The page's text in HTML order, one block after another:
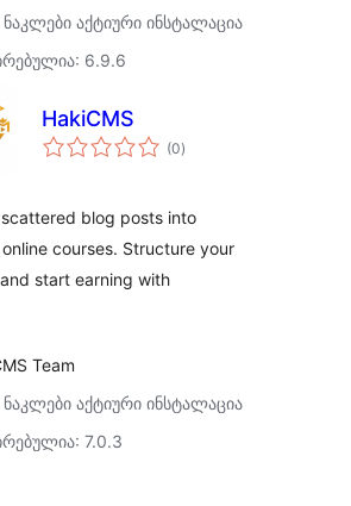
ნაკლები აქტიური ინსტალაცია
6.9.6
HakiCMS
(0საერთო
რეიტინგი
)
blog posts into
courses. Structure your
start earning with
Team
ნაკლები აქტიური ინსტალაცია
7.0.3